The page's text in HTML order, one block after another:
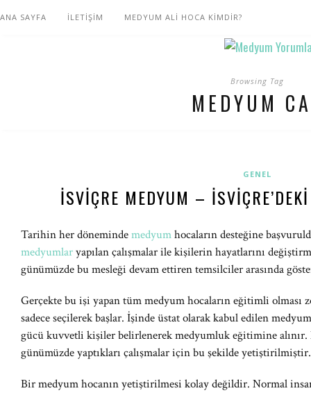
ANA SAYFA İLETİŞİM MEDYUM ALİ HOCA KİMDİR?
Browsing Tag
MEDYUM
GENEL
İSVIÇRE MEDYUM –
Tarihin her dönemindemedyumhocaların desteğine
medyumlaryapılan çalışmalar ile kişilerin hayatlarını
günümüzde bu mesleği devam ettiren temsilciler arasında
Gerçekte bu işi yapan tüm medyum hocaların eğitimli
sadece seçilerek başlar. İşinde üstat olarak kabul edilen
gücü kuvvetli kişiler belirlenerek medyumluk eğitimine alınır.
günümüzde yaptıkları çalışmalar için bu şekilde yetiştirilmiştir.
Bir medyum hocanın yetiştirilmesi kolay değildir. Normal